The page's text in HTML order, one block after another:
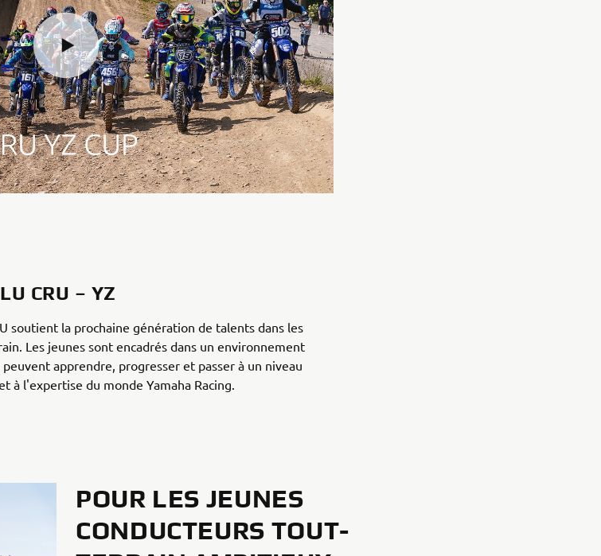
CRU – YZ
soutient la prochaine génération de talents dans les
Les jeunes sont encadrés dans un environnement
apprendre, progresser et passer à un niveau
à l'expertise du monde Yamaha Racing.
POUR LES JEUNES
CONDUCTEURS TOUT-